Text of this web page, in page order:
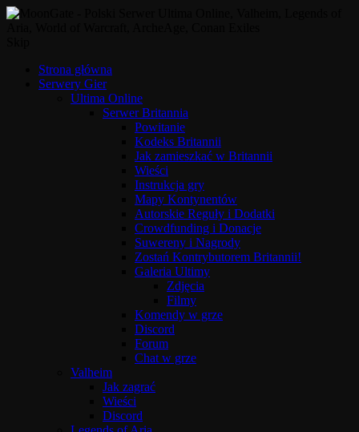
Strona główna
Serwery Gier
Ultima Online
Serwer Britannia
Powitanie
Kodeks Britannii
Jak zamieszkać w Britannii
Wieści
Instrukcja gry
Mapy Kontynentów
Autorskie Reguły i Dodatki
Crowdfunding i Donacje
Suwereny i Nagrody
Zostań Kontrybutorem Britannii!
Galeria Ultimy
Zdjęcia
Filmy
Komendy w grze
Discord
Forum
Chat w grze
Valheim
Jak zagrać
Wieści
Discord